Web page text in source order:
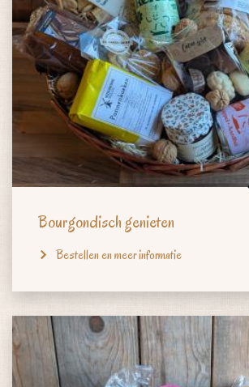
Bourgondisch genieten
Bestellen en meer informatie